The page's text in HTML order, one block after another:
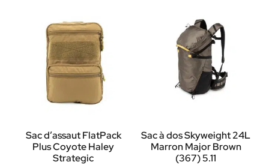
Sac d’assaut FlatPack
Plus Coyote Haley
Strategic
Sac à dos Skyweight 24L
Marron Major Brown
(367) 5.11